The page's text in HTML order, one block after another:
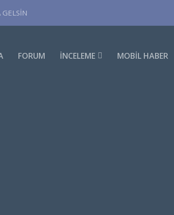
FORUM İNCELEME MOBIL HABER